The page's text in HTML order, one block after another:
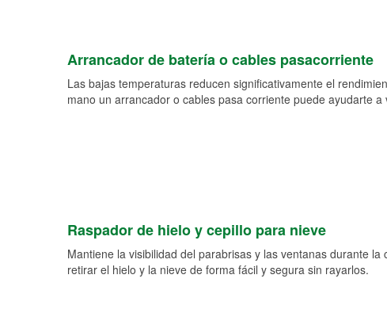
Arrancador de batería o cables pasacorriente
Las bajas temperaturas reducen significativamente el
mano un arrancador o cables pasa corriente puede ayudarte
Raspador de hielo y cepillo para nieve
Mantiene la visibilidad del parabrisas y las ventanas durante
retirar el hielo y la nieve de forma fácil y segura sin rayarlos.